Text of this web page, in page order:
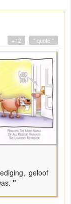
" quote "
+12
geloof
"